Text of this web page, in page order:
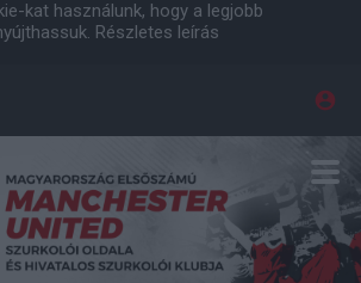
kat használunk, hogy a legjobb
Részletes leírás